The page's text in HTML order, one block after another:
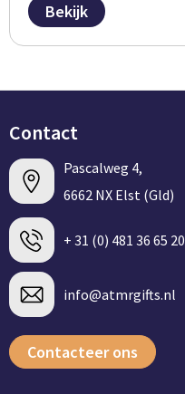
Bekijk
Contact
Pascalweg 4,
6662 NX Elst (Gld)
+ 31 (0) 481 36 65 20
info@atmrgifts.nl
Contacteer ons